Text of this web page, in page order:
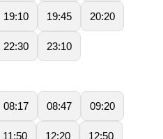
19:10 19:45 20:20
22:30 23:10
08:17 08:47 09:20
11:50 12:20 12:50